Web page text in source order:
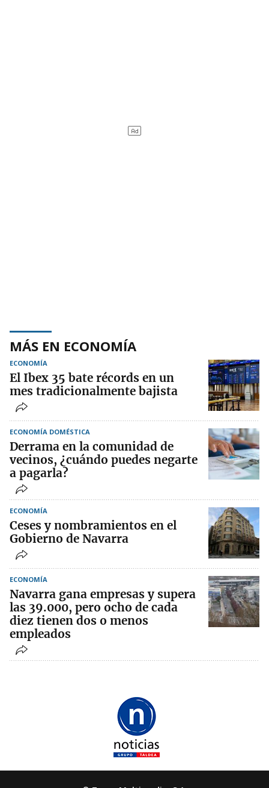
MÁS EN ECONOMÍA
ECONOMÍA
El Ibex 35 bate récords en un
mes tradicionalmente bajista
ECONOMÍA DOMÉSTICA
Derrama en la comunidad de
vecinos, ¿cuándo puedes negarte
a pagarla?
ECONOMÍA
Ceses y nombramientos en el
Gobierno de Navarra
ECONOMÍA
Navarra gana empresas y supera
las 39.000, pero ocho de cada
diez tienen dos o menos
empleados